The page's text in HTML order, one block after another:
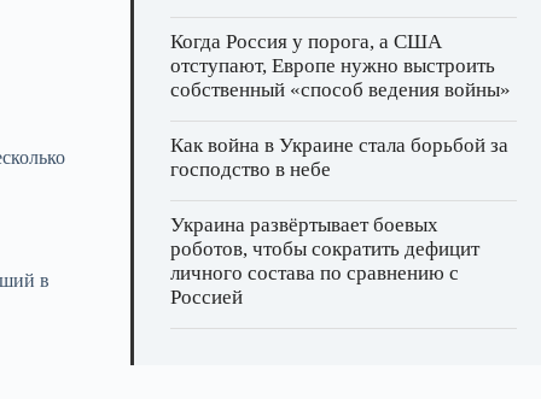
в
Когда Россия у порога, а США
отступают, Европе нужно выстроить
собственный «способ ведения войны»
Как война в Украине стала борьбой за
господство в небе
Украина развёртывает боевых
роботов, чтобы сократить дефицит
личного состава по сравнению с
Россией